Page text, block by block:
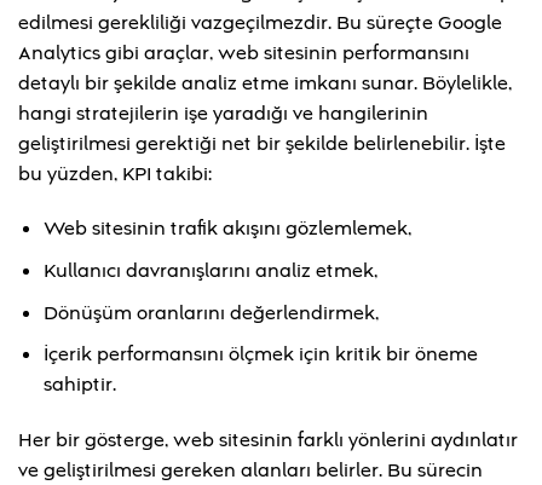
edilmesi gerekliliği vazgeçilmezdir. Bu süreçte Google
Analytics gibi araçlar, web sitesinin performansını
detaylı bir şekilde analiz etme imkanı sunar. Böylelikle,
hangi stratejilerin işe yaradığı ve hangilerinin
geliştirilmesi gerektiği net bir şekilde belirlenebilir. İşte
bu yüzden, KPI takibi:
Web sitesinin trafik akışını gözlemlemek,
Kullanıcı davranışlarını analiz etmek,
Dönüşüm oranlarını değerlendirmek,
İçerik performansını ölçmek için kritik bir öneme
sahiptir.
Her bir gösterge, web sitesinin farklı yönlerini aydınlatır
ve geliştirilmesi gereken alanları belirler. Bu sürecin